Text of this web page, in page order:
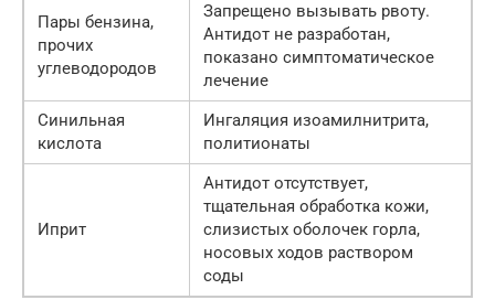
Пары бензина,
прочих
углеводородов
Запрещено вызывать рвоту.
Антидот не разработан,
показано симптоматическое
лечение
Синильная
кислота
Ингаляция изоамилнитрита,
политионаты
Иприт
Антидот отсутствует,
тщательная обработка кожи,
слизистых оболочек горла,
носовых ходов раствором
соды